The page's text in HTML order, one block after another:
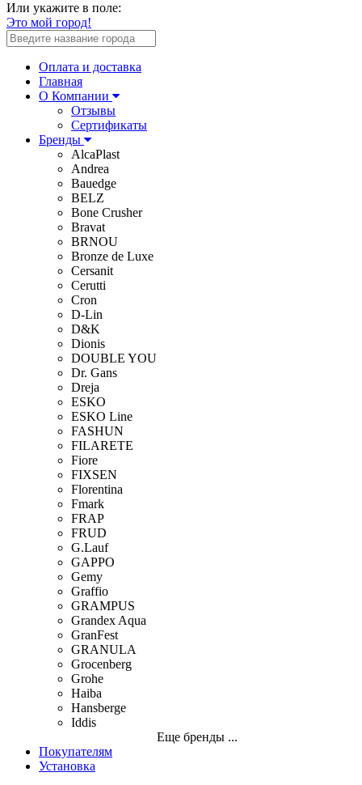
Или укажите в поле:
Это мой город!
Оплата и доставка
Главная
О Компании
Отзывы
Сертификаты
Бренды
AlcaPlast
Andrea
Bauedge
BELZ
Bone Crusher
Bravat
BRNOU
Bronze de Luxe
Cersanit
Cerutti
Cron
D-Lin
D&K
Dionis
DOUBLE YOU
Dr. Gans
Dreja
ESKO
ESKO Line
FASHUN
FILARETE
Fiore
FIXSEN
Florentina
Fmark
FRAP
FRUD
G.Lauf
GAPPO
Gemy
Graffio
GRAMPUS
Grandex Aqua
GranFest
GRANULA
Grocenberg
Grohe
Haiba
Hansberge
Iddis
Еще бренды ...
Покупателям
Установка